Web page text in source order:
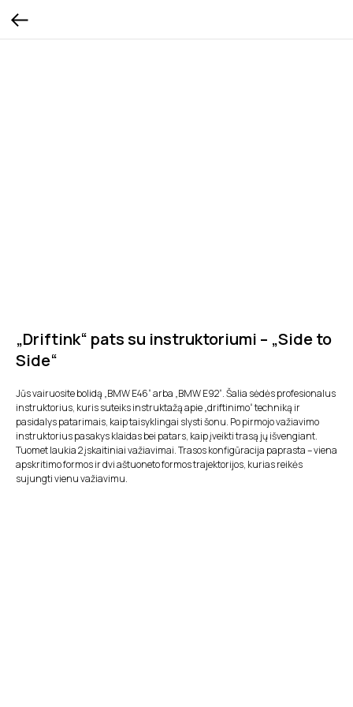
„Driftink“ pats su instruktoriumi – „Side to
Side“
Jūs vairuosite bolidą „BMW E46“ arba „BMW E92“. Šalia sėdės profesionalus
instruktorius, kuris suteiks instruktažą apie „driftinimo“ techniką ir
pasidalys patarimais, kaip taisyklingai slysti šonu. Po pirmojo važiavimo
instruktorius pasakys klaidas bei patars, kaip įveikti trasą jų išvengiant.
Tuomet laukia 2 įskaitiniai važiavimai. Trasos konfigūracija paprasta – viena
apskritimo formos ir dvi aštuoneto formos trajektorijos, kurias reikės
sujungti vienu važiavimu.